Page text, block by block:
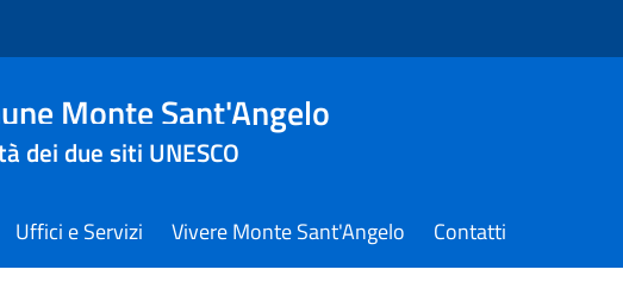
Monte Sant'Angelo
dei due siti UNESCO
Uffici e Servizi Vivere Monte Sant'Angelo Contatti